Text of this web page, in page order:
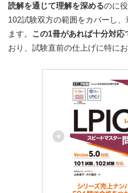
読解を通じて理解を深めるのに
102試験双方の範囲をカバーし
ます。
この1冊があれば十分対応
おり、試験直前の仕上げに特にお